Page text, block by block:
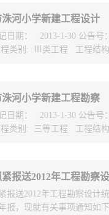
七中室外厕所约300平方
三、 投标人资格要求 （
政主管部门颁发的建筑
以公开招标方式进行招标
二、 项目内容：8所中小
月湖小学平房203平方米
、七中室外厕所约300平
土工程师或具有高级工程
事职业活动有关的商业贿
金额在20万元及以上的工
书原件及授权代理人身份
洙河小学新建工程设计
日期： 2013-1-30 公告
程类别: Ⅲ类工程 工程结
程地址: 莱西市 计划工期(
文号: 西发改复【2012】
东 13698687502 建设单
联系人(联系电话): 周俊
、本项目不接受联合体投
...
洙河小学新建工程勘察
日期： 2013-1-30 公告
程类别: 三等工程 工程结
程地址: 莱西市 计划工期(
文号: 西发改复【2012】
东 13698687502 建设单
联系人(联系电话): 周俊
报送2012年工程勘察
报送2012年工程勘察设
报，现就有关事项通知